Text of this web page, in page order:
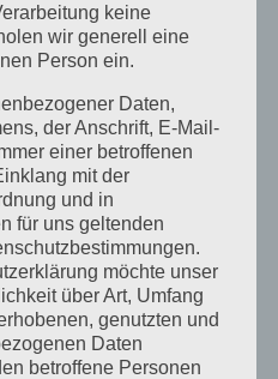
keine
wir generell eine
Person ein.
Daten,
der Anschrift, E-Mail-
einer betroffenen
mit der
und in
für uns geltenden
möchte unser
über Art, Umfang
genutzten und
Daten
betroffene Personen